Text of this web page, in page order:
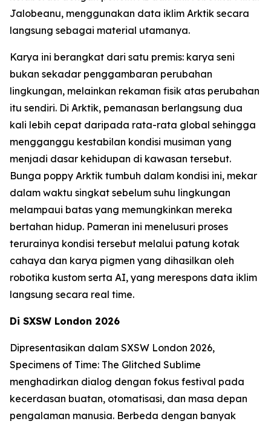
Jalobeanu, menggunakan data iklim Arktik secara
langsung sebagai material utamanya.
Karya ini berangkat dari satu premis: karya seni
bukan sekadar penggambaran perubahan
lingkungan, melainkan rekaman fisik atas perubahan
itu sendiri. Di Arktik, pemanasan berlangsung dua
kali lebih cepat daripada rata-rata global sehingga
mengganggu kestabilan kondisi musiman yang
menjadi dasar kehidupan di kawasan tersebut.
Bunga poppy Arktik tumbuh dalam kondisi ini, mekar
dalam waktu singkat sebelum suhu lingkungan
melampaui batas yang memungkinkan mereka
bertahan hidup. Pameran ini menelusuri proses
terurainya kondisi tersebut melalui patung kotak
cahaya dan karya pigmen yang dihasilkan oleh
robotika kustom serta AI, yang merespons data iklim
langsung secara real time.
Di SXSW London 2026
Dipresentasikan dalam SXSW London 2026,
Specimens of Time: The Glitched Sublime
menghadirkan dialog dengan fokus festival pada
kecerdasan buatan, otomatisasi, dan masa depan
pengalaman manusia. Berbeda dengan banyak